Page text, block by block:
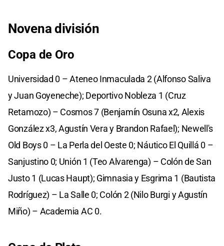
Novena división
Copa de Oro
Universidad 0 – Ateneo Inmaculada 2 (Alfonso Saliva
y Juan Goyeneche); Deportivo Nobleza 1 (Cruz
Retamozo) – Cosmos 7 (Benjamín Osuna x2, Alexis
González x3, Agustín Vera y Brandon Rafael); Newell's
Old Boys 0 – La Perla del Oeste 0; Náutico El Quillá 0 –
Sanjustino 0; Unión 1 (Teo Alvarenga) – Colón de San
Justo 1 (Lucas Haupt); Gimnasia y Esgrima 1 (Bautista
Rodríguez) – La Salle 0; Colón 2 (Nilo Burgi y Agustín
Miño) – Academia AC 0.